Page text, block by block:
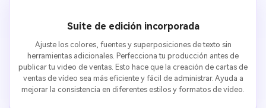
Suite de edición incorporada
Ajuste los colores, fuentes y superposiciones de texto sin
herramientas adicionales. Perfecciona tu producción antes de
publicar tu video de ventas. Esto hace que la creación de cartas de
ventas de vídeo sea más eficiente y fácil de administrar. Ayuda a
mejorar la consistencia en diferentes estilos y formatos de vídeo.